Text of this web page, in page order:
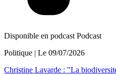
Disponible en podcast Podcast
Politique | Le 09/07/2026
Christine Lavarde : "La